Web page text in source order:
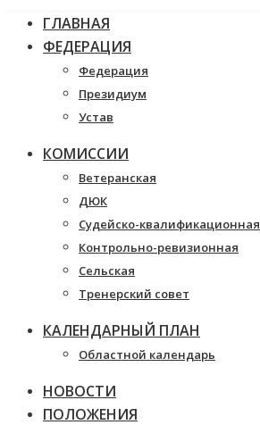
ГЛАВНАЯ
ФЕДЕРАЦИЯ
Федерация
Президиум
Устав
КОМИССИИ
Ветеранская
ДЮК
Судейско-квалификационная
Контрольно-ревизионная
Сельская
Тренерский совет
КАЛЕНДАРНЫЙ ПЛАН
Областной календарь
НОВОСТИ
ПОЛОЖЕНИЯ